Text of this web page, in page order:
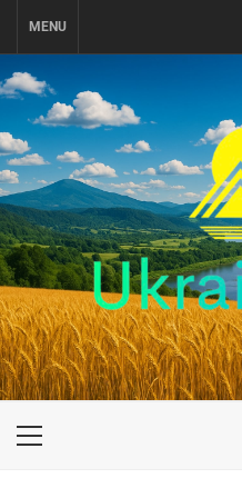
MENU
UKRAINE-
ПУТЕШЕСТВИЕ ПО
Primary